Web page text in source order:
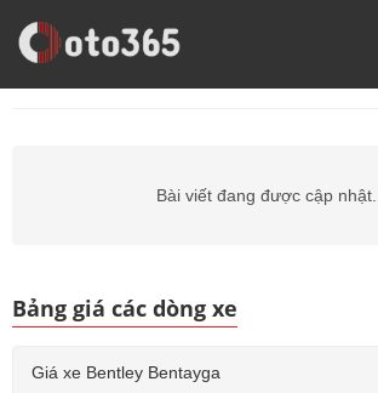
Trang Chủ Giá Xe Ô Tô
Bài viết đang được cập nhật...
Bảng giá các dòng xe
Giá xe Bentley Bentayga